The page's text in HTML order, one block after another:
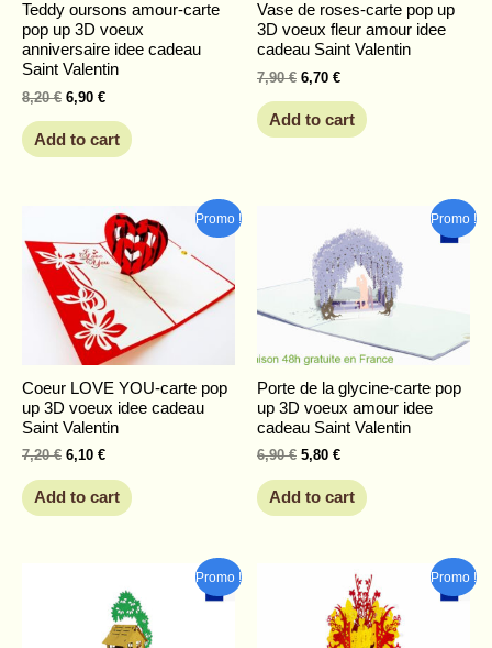
Teddy oursons amour-carte
pop up 3D voeux
anniversaire idee cadeau
Saint Valentin
8,20€ 6,90 €
Add to cart
Vase de roses-carte pop up
3D voeux fleur amour idee
cadeau Saint Valentin
7,90€ 6,70 €
Add to cart
Promo !
Coeur LOVE YOU-carte pop
up 3D voeux idee cadeau
Saint Valentin
7,20€
Original
was:
7,20 €.
6,10 €
Current
price
is:
6,10 €.
Add to cart
Promo !
Porte de la glycine-carte pop
up 3D voeux amour idee
cadeau Saint Valentin
6,90€
was:
6,90 €.
5,80 €
price
is:
5,80 €.
Add to cart
Promo !
price
is:
6,46 €.
Promo !
8,00 €.
Current
price
is:
6,80 €.